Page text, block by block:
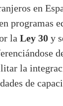
en
programas
la Ley 30 y
la
de